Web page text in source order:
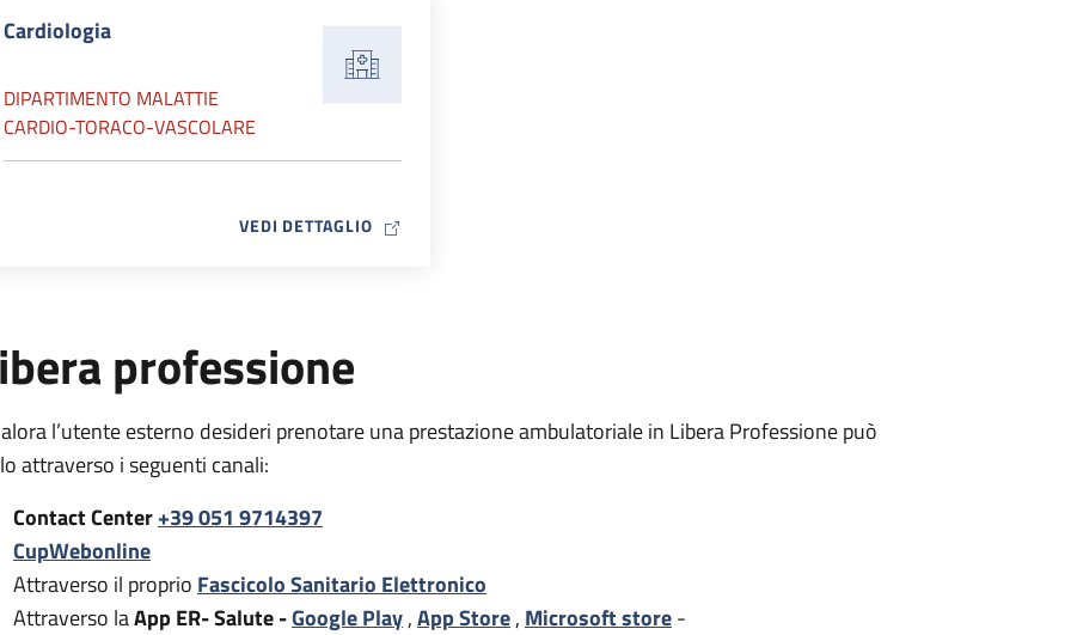
Cardiologia
DIPARTIMENTO MALATTIE
CARDIO-TORACO-VASCOLARE
VEDI DETTAGLIOMAP ICON
professione
l’utente esterno desideri prenotare una prestazione ambulatoriale in Libera Professione può
attraverso i seguenti canali:
Contact Center+39 051 9714397
CupWebonline
Attraverso il proprio Fascicolo Sanitario Elettronico
Attraverso laApp ER- Salute -Google Play,App Store, Microsoft store-